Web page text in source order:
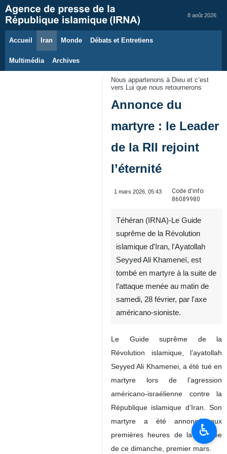
8 août 2026
Accueil Iran Monde Débats et Entretiens
Multimédia Archives
Nous appartenons à Dieu et c’est
vers Lui que nous retournerons
Annonce du
martyre : le Leader
de la RII rejoint
l’éternité
1 mars 2026, 05:43
Code d'info:
86089980
Téhéran (IRNA)-Le Guide
Seyyed Ali Khameneï, est
tombé en martyre à la suite de
l’attaque menée au matin de
samedi, 28 février, par l'axe
américano-sioniste.
Le Guide suprême de la
Révolution islamique, l’ayatollah
Seyyed Ali Khamenei, a été tué en
♿︎